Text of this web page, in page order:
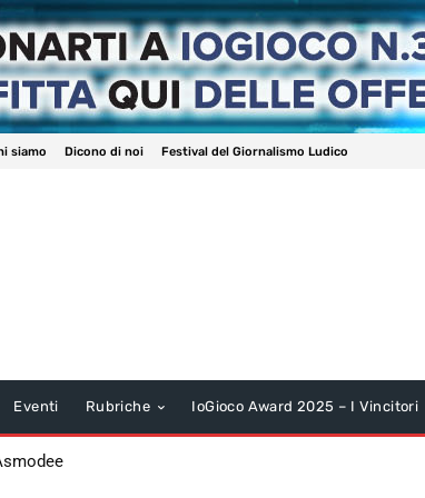
siamo Dicono di noi Festival del Giornalismo Ludico
Eventi Rubriche IoGioco Award 2025 – I Vincitori